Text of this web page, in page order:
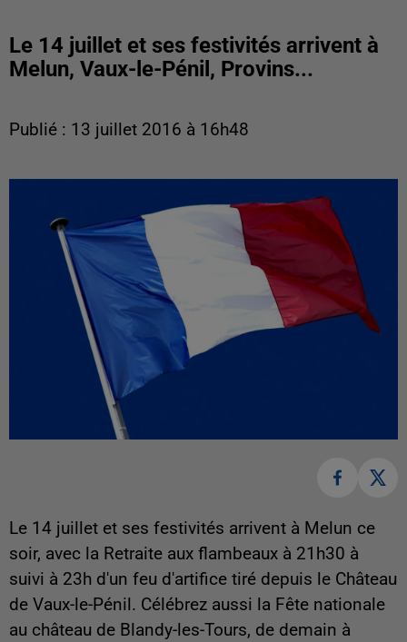
Le 14 juillet et ses festivités arrivent à
Melun, Vaux-le-Pénil, Provins...
Publié : 13 juillet 2016 à 16h48
Le 14 juillet et ses festivités arrivent à Melun ce
soir, avec la Retraite aux flambeaux à 21h30 à
suivi à 23h d'un feu d'artifice tiré depuis le Château
de Vaux-le-Pénil. Célébrez aussi la Fête nationale
au château de Blandy-les-Tours, de demain à